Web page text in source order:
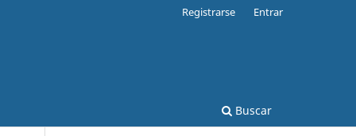
Buscar
Registrarse Entrar